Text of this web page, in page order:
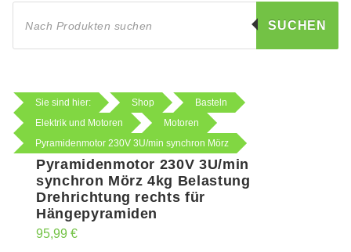
Products
search
SUCHEN
Sie sind hier: Shop
Basteln
Elektrik und Motoren
Motoren
Pyramidenmotor 230V 3U/min synchron Mörz
Pyramidenmotor 230V 3U/min
synchron Mörz 4kg Belastung
Drehrichtung rechts für
Hängepyramiden
95,99 €